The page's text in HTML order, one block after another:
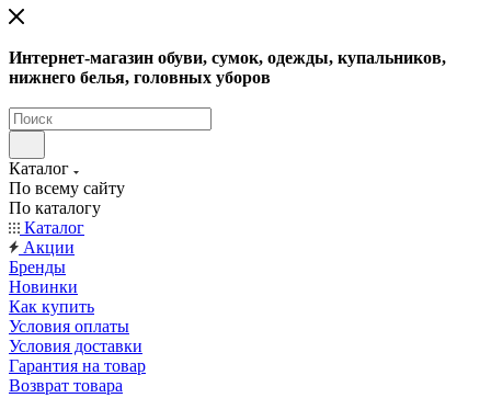
Интернет-магазин обуви, сумок, одежды, купальников,
нижнего белья, головных уборов
Каталог
По всему сайту
По каталогу
Каталог
Акции
Бренды
Новинки
Как купить
Условия оплаты
Условия доставки
Гарантия на товар
Возврат товара